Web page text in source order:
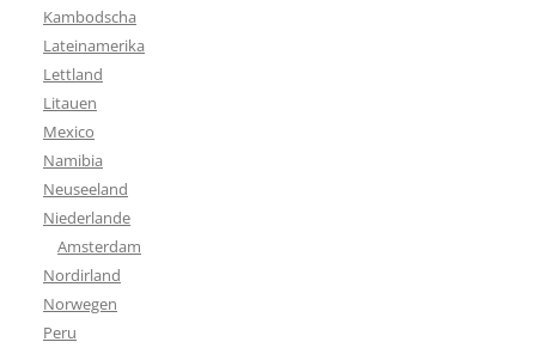
Kambodscha
Lateinamerika
Lettland
Litauen
Mexico
Namibia
Neuseeland
Niederlande
Amsterdam
Nordirland
Norwegen
Peru